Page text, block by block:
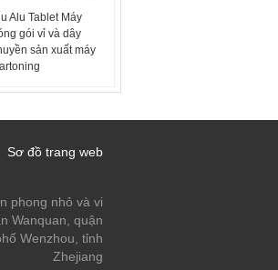
Alu Tablet Máy
gói vỉ và dây
sản xuất máy
Sơ đồ trang web
phong nhỏ và vi
Wanquan, quận
Wenzhou, tỉnh
Zhejiang